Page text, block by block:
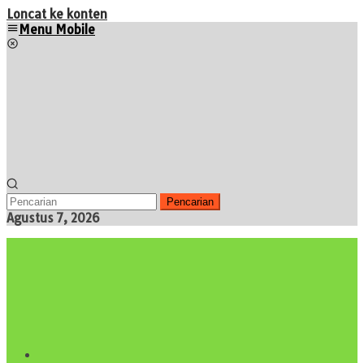
Loncat ke konten
Menu Mobile
Pencarian
Agustus 7, 2026